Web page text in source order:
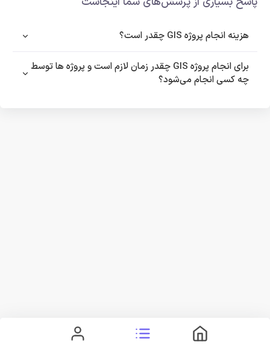
هزینه انجام پروژه GIS چقدر است؟
برای انجام پروژه GIS چقدر زمان لازم است و پروژه ها توسط
چه کسی انجام می‌شود؟